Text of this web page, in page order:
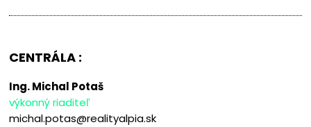
CENTRÁLA :
Ing. Michal Potaš
výkonný riaditeľ
michal.potas@realityalpia.sk